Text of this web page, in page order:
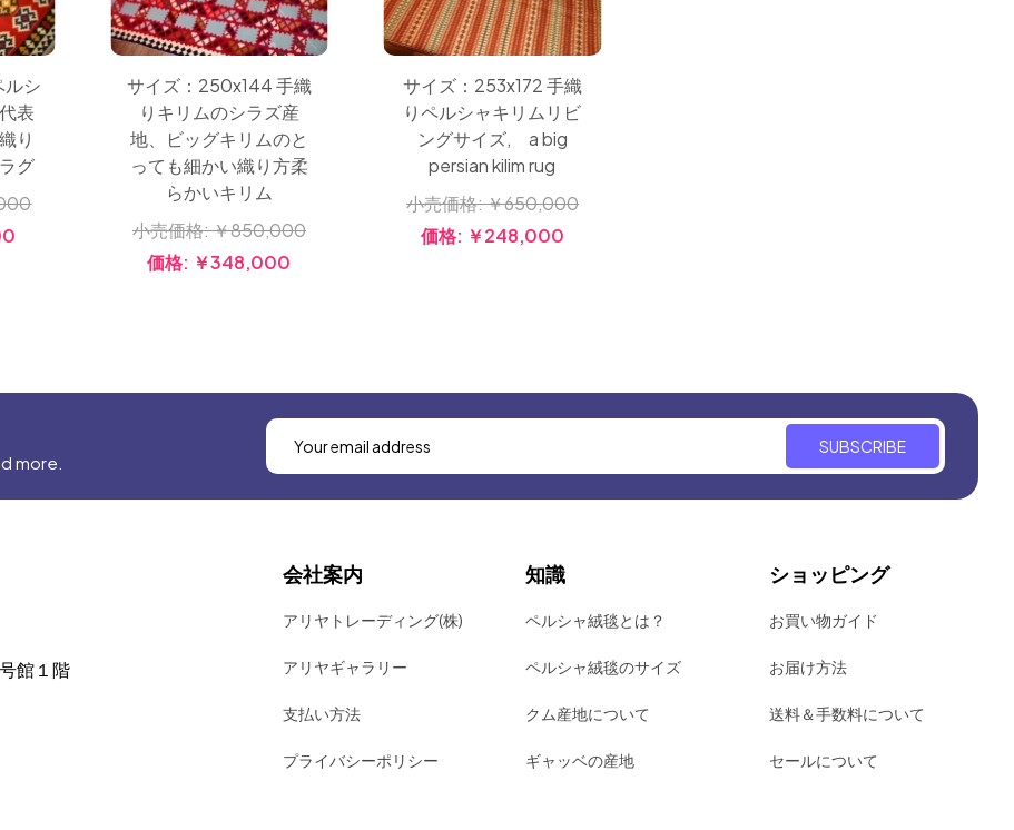
ルシ
表
り
グ
サイズ：250x144 手織
りキリムのシラズ産
地、ビッグキリムのと
っても細かい織り方柔
らかいキリム
小売価格:￥850,000
価格: ￥348,000
サイズ：253x172 手織
りペルシャキリムリビ
ングサイズ, a big
persian kilim rug
小売価格:￥650,000
価格: ￥248,000
more.
SUBSCRIBE
館１階
会社案内
アリヤトレーディング(株)
アリヤギャラリー
支払い方法
プライバシーポリシー
知識
ペルシャ絨毯とは？
ペルシャ絨毯のサイズ
クム産地について
ギャッベの産地
ショッピング
お買い物ガイド
お届け方法
送料＆手数料について
セールについて